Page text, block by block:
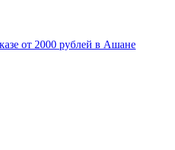
от 2000 рублей в Ашане